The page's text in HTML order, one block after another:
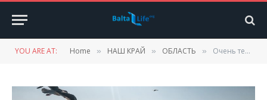
YOU ARE AT: Home » НАШ КРАЙ » ОБЛАСТЬ » Очень теплый ноябрь: в Одесской области барсуки не залегают в спячку, а фермеры рискуют остаться без урожая озимых